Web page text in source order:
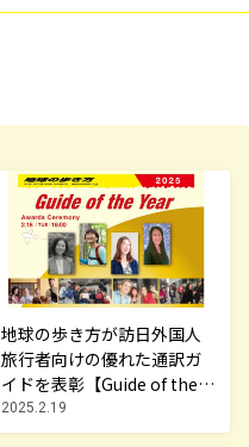
地球の歩き方が訪日外国人
旅行者向けの優れた通訳ガ
イドを表彰【Guide of the Y
ear 2025】
2025.2.19